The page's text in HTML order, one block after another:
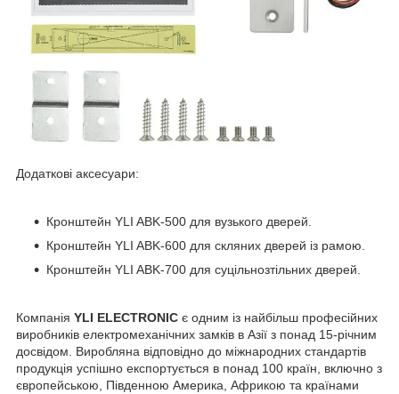
Додаткові аксесуари:
Кронштейн YLI ABK-500 для вузького дверей.
Кронштейн YLI ABK-600 для скляних дверей із рамою.
Кронштейн YLI ABK-700 для суцільнозтільних дверей.
Компанія YLI ELECTRONIC є одним із найбільш професійних
виробників електромеханічних замків в Азії з понад 15-річним
досвідом. Виробляна відповідно до міжнародних стандартів
продукція успішно експортується в понад 100 країн, включно з
європейською, Південною Америка, Африкою та країнами